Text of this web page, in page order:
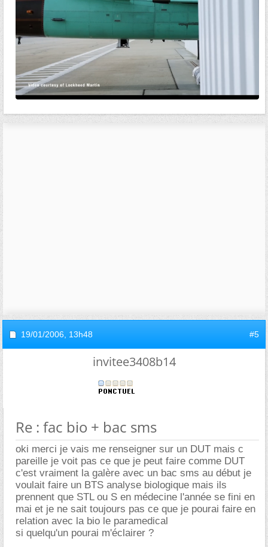
19/01/2006, 13h48 #5
invitee3408b14
Re : fac bio + bac sms
oki merci je vais me renseigner sur un DUT mais c
pareille je voit pas ce que je peut faire comme DUT
c'est vraiment la galère avec un bac sms au début je
voulait faire un BTS analyse biologique mais ils
prennent que STL ou S en médecine l'année se fini en
mai et je ne sait toujours pas ce que je pourai faire en
relation avec la bio le paramedical
si quelqu'un pourai m'éclairer ?